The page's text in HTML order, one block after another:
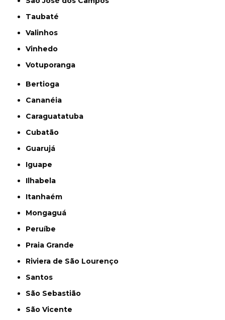
Taubaté
Valinhos
Vinhedo
Votuporanga
Bertioga
Cananéia
Caraguatatuba
Cubatão
Guarujá
Iguape
Ilhabela
Itanhaém
Mongaguá
Peruíbe
Praia Grande
Riviera de São Lourenço
Santos
São Sebastião
São Vicente